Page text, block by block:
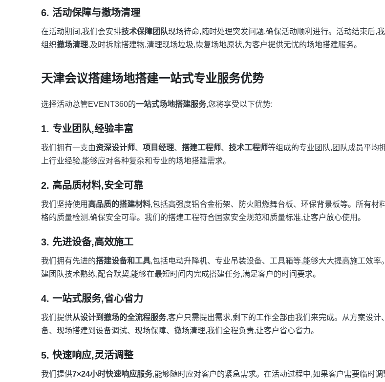
6. 活动保障与撤场清理
在活动期间,我们会安排技术保障团队现场待命,随时处理突发问题,确保活动顺利进行。活动结束后,
组织撤场清理,及时拆除搭建物,清理现场垃圾,恢复场地原状,为客户提供无忧的场地搭建服务。
天津会议搭建场地搭建一站式专业服务优势
选择活动总管EVENT360的一站式场地搭建服务,您将享受以下优势:
1. 专业团队,经验丰富
我们拥有一支由资深设计师、 项目经理、 搭建工程师、 技术工程师等组成的专业团队,团队成员平均
上行业经验,能够应对各种复杂和专业的场地搭建需求。
2. 高品质材料,安全可靠
我们坚持使用 高品质的搭建材料,包括高强度铝合金桁架、防火阻燃舞台板、环保背景板等。所有材
格的质量检测,确保安全可靠。我们的搭建工程符合国家安全规范和质量标准,让客户放心使用。
3. 先进设备,高效施工
我们拥有先进的搭建设备和工具,包括电动升降机、专业吊装设备、工具箱等,能够大大提高施工效率
建团队技术熟练,配合默契,能够在最短时间内完成搭建任务,满足客户的时间要求。
4. 一站式服务,省心省力
我们提供从设计到撤场的全流程服务,客户只需提出需求,剩下的工作全部由我们来完成。从方案设计
备、现场搭建到设备调试、现场保障、撤场清理,我们全程负责,让客户省心省力。
5. 快速响应,灵活调整
我们提供7×24小时快速响应服务,能够随时应对客户的紧急需求。在活动过程中,如果客户需要临时调